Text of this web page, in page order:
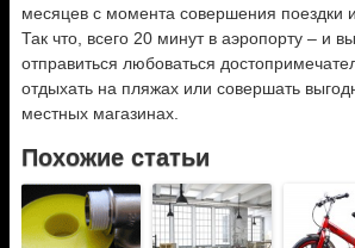
месяцев с момента совершения поездки
Так что, всего 20 минут в аэропорту – и
отправиться любоваться
отдыхать на пляжах или совершать
местных магазинах.
Похожие статьи